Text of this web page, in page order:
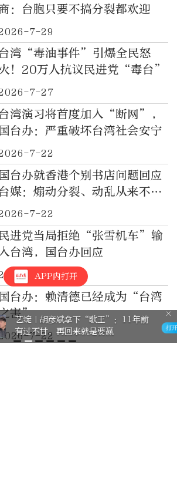
：台胞只要不搞分裂都欢迎
7-29
台湾“毒油事件”引爆全民怒
火！20万人抗议民进党“毒台”
7-27
台湾演习将首度加入“断网”，
国台办：严重破坏台湾社会安宁
7-22
国台办就香港个别书店问题回应
台媒：煽动分裂、动乱从来不为
华文化所提倡
7-22
民进党当局拒绝“张雪机车”输
入台湾，国台办回应
7-22
国台办：赖清德已经成为“台湾
害”
7-22
APP内打开
胡彦斌拿下“歌王”：11年前
，再回来就是要赢